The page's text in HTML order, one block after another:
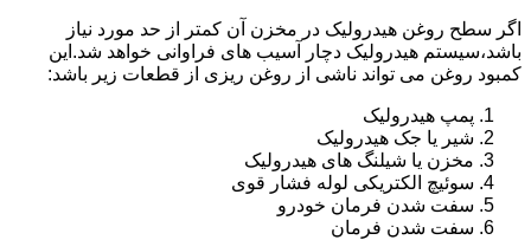
اگر سطح روغن هیدرولیک در مخزن آن کمتر از حد مورد نیاز
باشد،سیستم هیدرولیک دچار آسیب های فراوانی خواهد شد.این
کمبود روغن می تواند ناشی از روغن ریزی از قطعات زیر باشد:
پمپ هیدرولیک
شیر یا جک هیدرولیک
مخزن یا شیلنگ های هیدرولیک
سوئیچ الکتریکی لوله فشار قوی
سفت شدن فرمان خودرو
سفت شدن فرمان